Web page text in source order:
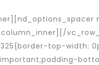
top-width: